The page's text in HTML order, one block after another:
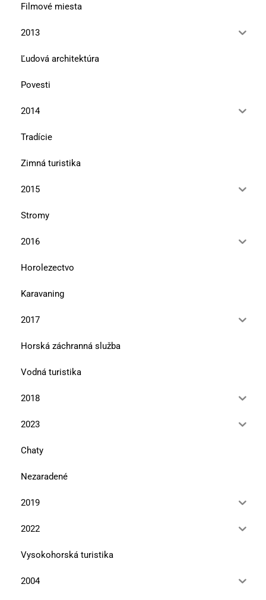
Filmové miesta
2013
Ľudová architektúra
Povesti
2014
Tradície
Zimná turistika
2015
Stromy
2016
Horolezectvo
Karavaning
2017
Horská záchranná služba
Vodná turistika
2018
2023
Chaty
Nezaradené
2019
2022
Vysokohorská turistika
2004